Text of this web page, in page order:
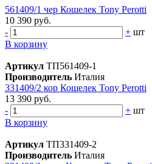
561409/1 чер Кошелек Tony Perotti
10 390 руб.
-
+ шт
В корзину
Артикул ТП561409-1
Производитель Италия
331409/2 кор Кошелек Tony Perotti
13 390 руб.
-
+ шт
В корзину
Артикул ТП331409-2
Производитель Италия